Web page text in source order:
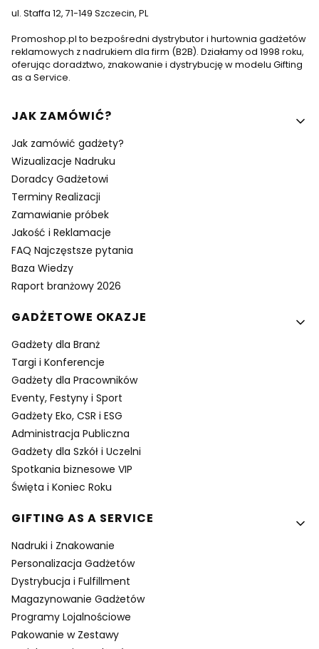
ul. Staffa 12, 71-149 Szczecin, PL
Promoshop.pl to bezpośredni dystrybutor i hurtownia gadżetów
reklamowych z nadrukiem dla firm (B2B). Działamy od 1998 roku,
oferując doradztwo, znakowanie i dystrybucję w modelu Gifting
as a Service.
Linki w stopce
JAK ZAMÓWIĆ?
Jak zamówić gadżety?
Wizualizacje Nadruku
Doradcy Gadżetowi
Terminy Realizacji
Zamawianie próbek
Jakość i Reklamacje
FAQ Najczęstsze pytania
Baza Wiedzy
Raport branżowy 2026
GADŻETOWE OKAZJE
Gadżety dla Branż
Targi i Konferencje
Gadżety dla Pracowników
Eventy, Festyny i Sport
Gadżety Eko, CSR i ESG
Administracja Publiczna
Gadżety dla Szkół i Uczelni
Spotkania biznesowe VIP
Święta i Koniec Roku
GIFTING AS A SERVICE
Nadruki i Znakowanie
Personalizacja Gadżetów
Dystrybucja i Fulfillment
Magazynowanie Gadżetów
Programy Lojalnościowe
Pakowanie w Zestawy